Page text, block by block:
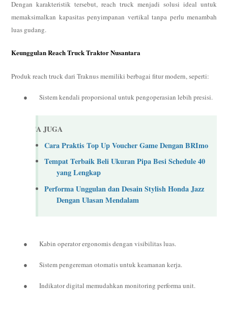
Dengan karakteristik tersebut, reach truck menjadi solusi ideal untuk
memaksimalkan kapasitas penyimpanan vertikal tanpa perlu menambah
luas gudang.
Keunggulan Reach Truck Traktor Nusantara
Produk reach truck dari Traknus memiliki berbagai fitur modern, seperti:
● Sistem kendali proporsional untuk pengoperasian lebih presisi.
BACA JUGA
Cara Praktis Top Up Voucher Game Dengan BRImo
Tempat Terbaik Beli Ukuran Pipa Besi Schedule 40
yang Lengkap
Performa Unggulan dan Desain Stylish Honda Jazz
Dengan Ulasan Mendalam
● Kabin operator ergonomis dengan visibilitas luas.
● Sistem pengereman otomatis untuk keamanan kerja.
● Indikator digital memudahkan monitoring performa unit.